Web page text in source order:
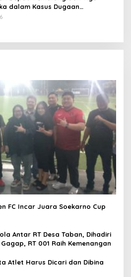
dalam Kasus Dugaan
FC Incar Juara Soekarno Cup
Antar RT Desa Taban, Dihadiri
RT 001 Raih Kemenangan
Atlet Harus Dicari dan Dibina